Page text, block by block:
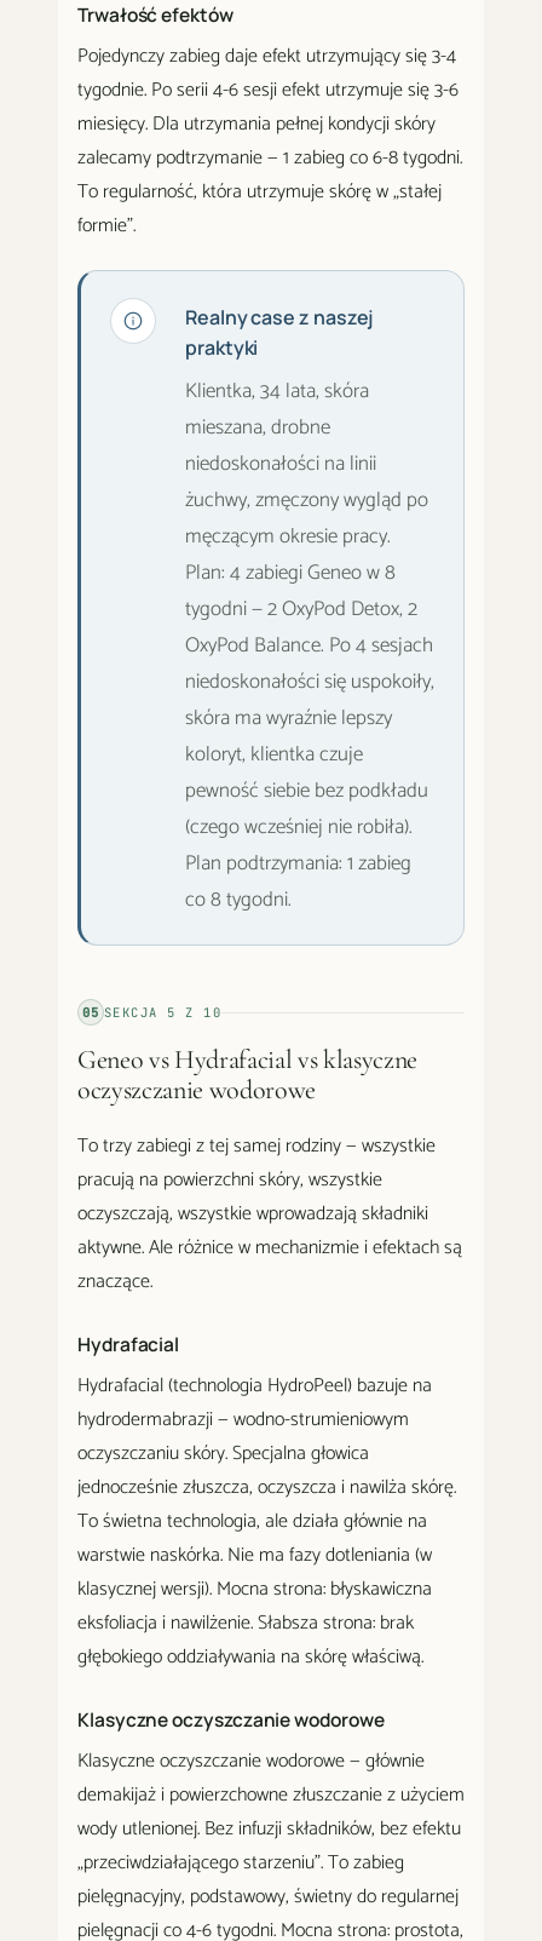
Trwałość efektów
Pojedynczy zabieg daje efekt utrzymujący się 3-4
tygodnie. Po serii 4-6 sesji efekt utrzymuje się 3-6
miesięcy. Dla utrzymania pełnej kondycji skóry
zalecamy podtrzymanie — 1 zabieg co 6-8 tygodni.
To regularność, która utrzymuje skórę w „stałej
formie".
Realny case z naszej
praktyki
Klientka, 34 lata, skóra
mieszana, drobne
niedoskonałości na linii
żuchwy, zmęczony wygląd po
męczącym okresie pracy.
Plan: 4 zabiegi Geneo w 8
tygodni — 2 OxyPod Detox, 2
OxyPod Balance. Po 4 sesjach
niedoskonałości się uspokoiły,
skóra ma wyraźnie lepszy
koloryt, klientka czuje
pewność siebie bez podkładu
(czego wcześniej nie robiła).
Plan podtrzymania: 1 zabieg
co 8 tygodni.
05 SEKCJA 5 Z 10
Geneo vs Hydrafacial vs klasyczne
oczyszczanie wodorowe
To trzy zabiegi z tej samej rodziny — wszystkie
pracują na powierzchni skóry, wszystkie
oczyszczają, wszystkie wprowadzają składniki
aktywne. Ale różnice w mechanizmie i efektach są
znaczące.
Hydrafacial
Hydrafacial (technologia HydroPeel) bazuje na
hydrodermabrazji — wodno-strumieniowym
oczyszczaniu skóry. Specjalna głowica
jednocześnie złuszcza, oczyszcza i nawilża skórę.
To świetna technologia, ale działa głównie na
warstwie naskórka. Nie ma fazy dotleniania (w
klasycznej wersji). Mocna strona: błyskawiczna
eksfoliacja i nawilżenie. Słabsza strona: brak
głębokiego oddziaływania na skórę właściwą.
Klasyczne oczyszczanie wodorowe
Klasyczne oczyszczanie wodorowe — głównie
demakijaż i powierzchowne złuszczanie z użyciem
wody utlenionej. Bez infuzji składników, bez efektu
„przeciwdziałającego starzeniu". To zabieg
pielęgnacyjny, podstawowy, świetny do regularnej
pielęgnacji co 4-6 tygodni. Mocna strona: prostota,